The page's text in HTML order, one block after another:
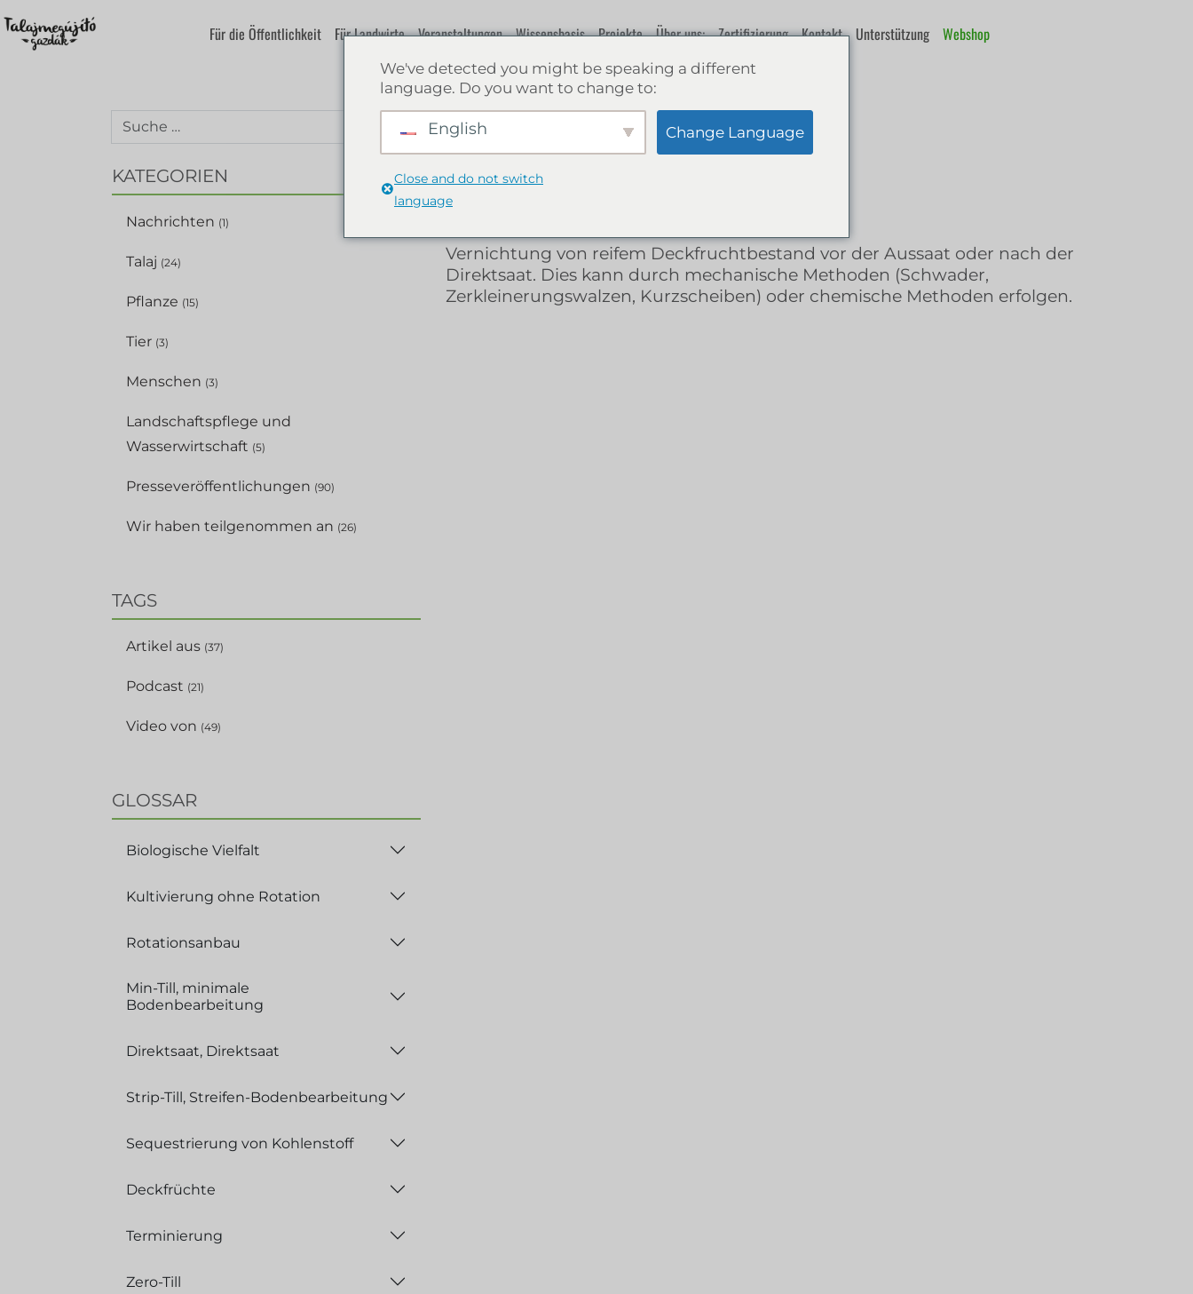
Für die Öffentlichkeit Für Landwirte Veranstaltungen Wissensbasis Projekte Über uns: Zertifizierung Kontakt Unterstützung Webshop
KATEGORIEN
Nachrichten (1)
Talaj (24)
Pflanze (15)
Tier (3)
Menschen (3)
Landschaftspflege und
Wasserwirtschaft (5)
Presseveröffentlichungen (90)
Wir haben teilgenommen an (26)
TAGS
Artikel aus (37)
Podcast (21)
Video von (49)
GLOSSAR
Biologische Vielfalt
Kultivierung ohne Rotation
Rotationsanbau
Min-Till, minimale
Bodenbearbeitung
Direktsaat, Direktsaat
Strip-Till, Streifen-Bodenbearbeitung
Sequestrierung von Kohlenstoff
Deckfrüchte
Terminierung
Zero-Till
Terminierung
Vernichtung von reifem Deckfruchtbestand vor der Aussaat oder nach der
Direktsaat. Dies kann durch mechanische Methoden (Schwader,
Zerkleinerungswalzen, Kurzscheiben) oder chemische Methoden erfolgen.
We've detected you might be speaking a different
language. Do you want to change to:
English Change Language
Close and do not switch
language